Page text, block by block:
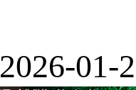
2026-01-